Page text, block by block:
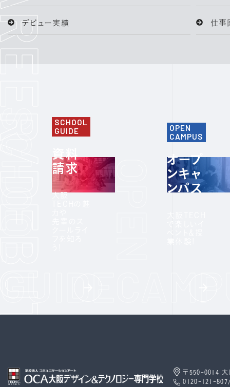
デビュー実績 仕事
SCHOOL
GUIDE
資料
請求
大阪
OPEN
CAMPUS
オープ
ンキャ
ンパス
で楽しいイ
ベント＆授
業体験!
〒550-0014 大
0120-121-